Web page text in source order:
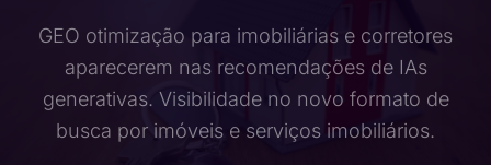
GEO otimização para imobiliárias e corretores
aparecerem nas recomendações de IAs
generativas. Visibilidade no novo formato de
busca por imóveis e serviços imobiliários.